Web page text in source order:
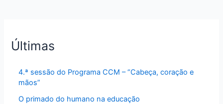
Últimas
4.ª sessão do Programa CCM – “Cabeça, coração e
mãos”
O primado do humano na educação